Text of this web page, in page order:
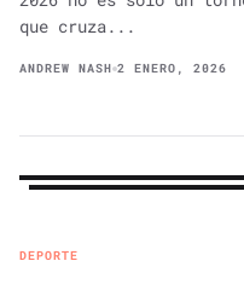
que cruza...
ANDREW NASH 2 ENERO, 2026
DEPORTE